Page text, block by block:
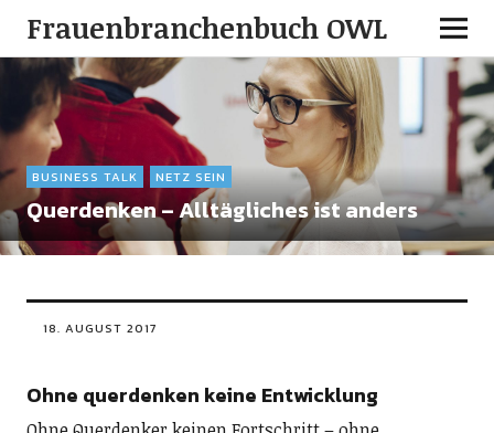
Frauenbranchenbuch OWL
BUSINESS TALK NETZ SEIN
Querdenken – Alltägliches ist anders
18. AUGUST 2017
Ohne querdenken keine Entwicklung